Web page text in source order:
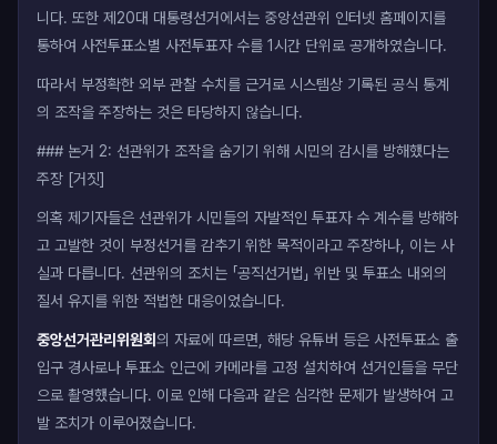
니다. 또한 제20대 대통령선거에서는 중앙선관위 인터넷 홈페이지를
통하여 사전투표소별 사전투표자 수를 1시간 단위로 공개하였습니다.
따라서 부정확한 외부 관찰 수치를 근거로 시스템상 기록된 공식 통계
의 조작을 주장하는 것은 타당하지 않습니다.
### 논거 2: 선관위가 조작을 숨기기 위해 시민의 감시를 방해했다는
주장 [거짓]
의혹 제기자들은 선관위가 시민들의 자발적인 투표자 수 계수를 방해하
고 고발한 것이 부정선거를 감추기 위한 목적이라고 주장하나, 이는 사
실과 다릅니다. 선관위의 조치는 「공직선거법」 위반 및 투표소 내외의
질서 유지를 위한 적법한 대응이었습니다.
중앙선거관리위원회의 자료에 따르면, 해당 유튜버 등은 사전투표소 출
입구 경사로나 투표소 인근에 카메라를 고정 설치하여 선거인들을 무단
으로 촬영했습니다. 이로 인해 다음과 같은 심각한 문제가 발생하여 고
발 조치가 이루어졌습니다.